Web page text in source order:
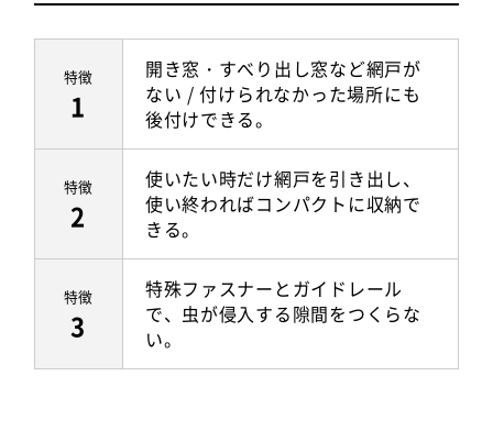
特徴
1
開き窓・すべり出し窓など網戸が
ない / 付けられなかった場所にも
後付けできる。
特徴
2
使いたい時だけ網戸を引き出し、
使い終わればコンパクトに収納で
きる。
特徴
3
特殊ファスナーとガイドレール
で、虫が侵入する隙間をつくらな
い。